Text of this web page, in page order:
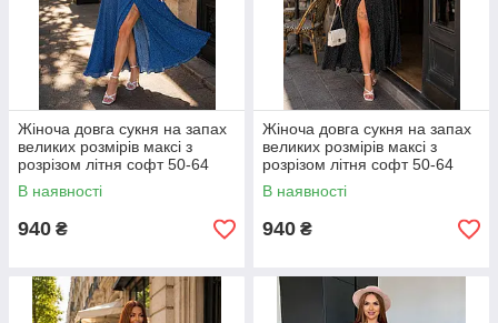
Жіноча довга сукня на запах
великих розмірів максі з
розрізом літня софт 50-64
В наявності
940 ₴
Жіноча довга сукня на запах
великих розмірів максі з
розрізом літня софт 50-64
В наявності
940 ₴